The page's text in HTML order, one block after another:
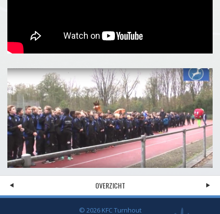
OVERZICHT
© 2026 KFC Turnhout